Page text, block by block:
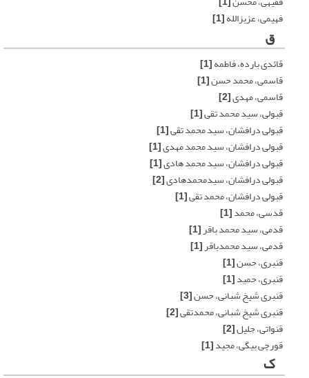
فهیمی، عزیزالله[1]
ق
قائدی بارده، فاطمه[1]
قاسمی، محمد حسن[1]
قاسمی، مهدی[2]
قبولی، سید محمد تقی[1]
قبولی درافشان، سید محمد تقی[1]
قبولی درافشان، سید محمد مهدی[1]
قبولی درافشان، سید محمد هادی[1]
قبولی درافشان، سیدمحمدهادی[2]
قبولی درافشان، محمد تقی[1]
قدسی، محمد[1]
قدمی، سید محمد باقر[1]
قدمی، سید محمدباقر[1]
قنبری، حسن[1]
قنبری، حمید[1]
قنبری شیخ شبانی، حسن[3]
قنبری شیخ شبانی، محمدتقی[2]
قنواتی، جلیل[2]
قورچی بیگی، مجید[1]
ک